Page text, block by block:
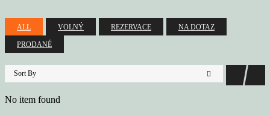
ALL VOLNÝ REZERVACE NA DOTAZ
PRODANÉ
Sort By
No item found